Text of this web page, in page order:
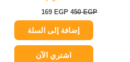
450EGP
169 EGP
إضافة إلى السلة
اشتري الآن